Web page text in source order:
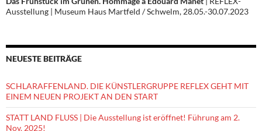
Ausstellung | Museum Haus Martfeld / Schwelm, 28.05.-30.07.2023
NEUESTE BEITRÄGE
SCHLARAFFENLAND. DIE KÜNSTLERGRUPPE REFLEX GEHT MIT
EINEM NEUEN PROJEKT AN DEN START
STATT LAND FLUSS | Die Ausstellung ist eröffnet! Führung am 2.
Nov. 2025!